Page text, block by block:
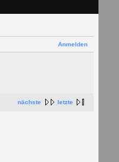
Anmelden
nächste letzte